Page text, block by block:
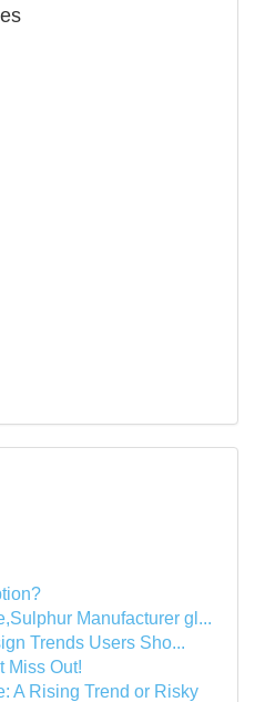
Manufacturer gl...
Trends Users Sho...
Miss Out!
A Rising Trend or Risky